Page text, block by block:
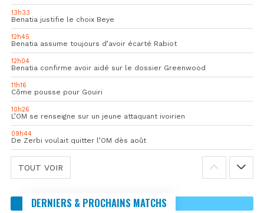
13h33
Benatia justifie le choix Beye
12h45
Benatia assume toujours d’avoir écarté Rabiot
12h04
Benatia confirme avoir aidé sur le dossier Greenwood
11h16
Côme pousse pour Gouiri
10h26
L’OM se renseigne sur un jeune attaquant ivoirien
09h44
De Zerbi voulait quitter l’OM dès août
TOUT VOIR
DERNIERS & PROCHAINS MATCHS